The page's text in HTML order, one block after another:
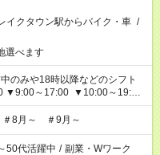
イクタウン駅からバイク・車 /
選べます
のみや18時以降などのシフト
8月～ ＃9月～
50代活躍中 / 副業・Wワーク